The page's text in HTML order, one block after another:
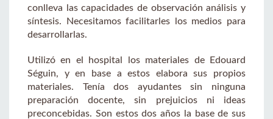
conlleva las capacidades de observación análisis y
síntesis. Necesitamos facilitarles los medios para
desarrollarlas.
Utilizó en el hospital los materiales de Edouard
Séguin, y en base a estos elabora sus propios
materiales. Tenía dos ayudantes sin ninguna
preparación docente, sin prejuicios ni ideas
preconcebidas. Son estos dos años la base de sus